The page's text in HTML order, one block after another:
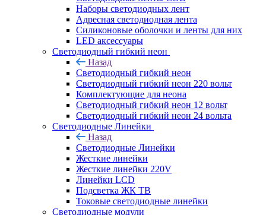
Наборы светодиодных лент
Адресная светодиодная лента
Силиконовые оболочки и ленты для них
LED аксессуары
Светодиодный гибкий неон
Назад
Светодиодный гибкий неон
Светодиодный гибкий неон 220 вольт
Комплектующие для неона
Светодиодный гибкий неон 12 вольт
Светодиодный гибкий неон 24 вольта
Светодиодные Линейки
Назад
Светодиодные Линейки
Жесткие линейки
Жесткие линейки 220V
Линейки LCD
Подсветка ЖК ТВ
Токовые светодиодные линейки
Светодиодные модули